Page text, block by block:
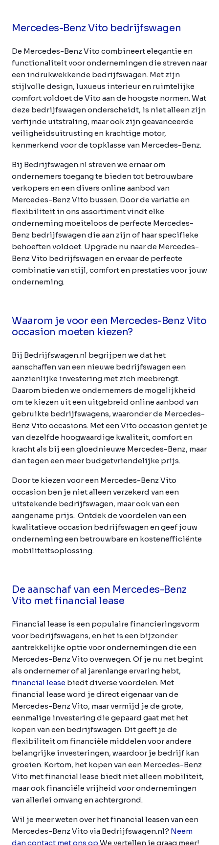
Mercedes-Benz Vito bedrijfswagen
De Mercedes-Benz Vito combineert elegantie en
functionaliteit voor ondernemingen die streven naar
een indrukwekkende bedrijfswagen. Met zijn
stijlvolle design, luxueus interieur en ruimtelijke
comfort voldoet de Vito aan de hoogste normen. Wat
deze bedrijfswagen onderscheidt, is niet alleen zijn
verfijnde uitstraling, maar ook zijn geavanceerde
veiligheidsuitrusting en krachtige motor,
kenmerkend voor de topklasse van Mercedes-Benz.
Bij Bedrijfswagen.nl streven we ernaar om
ondernemers toegang te bieden tot betrouwbare
verkopers en een divers online aanbod van
Mercedes-Benz Vito bussen. Door de variatie en
flexibiliteit in ons assortiment vindt elke
onderneming moeiteloos de perfecte Mercedes-
Benz bedrijfswagen die aan zijn of haar specifieke
behoeften voldoet. Upgrade nu naar de Mercedes-
Benz Vito bedrijfswagen en ervaar de perfecte
combinatie van stijl, comfort en prestaties voor jouw
onderneming.
Waarom je voor een Mercedes-Benz Vito
occasion moeten kiezen?
Bij Bedrijfswagen.nl begrijpen we dat het
aanschaffen van een nieuwe bedrijfswagen een
aanzienlijke investering met zich meebrengt.
Daarom bieden we ondernemers de mogelijkheid
om te kiezen uit een uitgebreid online aanbod van
gebruikte bedrijfswagens, waaronder de Mercedes-
Benz Vito occasions. Met een Vito occasion geniet je
van dezelfde hoogwaardige kwaliteit, comfort en
kracht als bij een gloednieuwe Mercedes-Benz, maar
dan tegen een meer budgetvriendelijke prijs.
Door te kiezen voor een Mercedes-Benz Vito
occasion ben je niet alleen verzekerd van een
uitstekende bedrijfswagen, maar ook van een
aangename prijs. Ontdek de voordelen van een
kwalitatieve occasion bedrijfswagen en geef jouw
onderneming een betrouwbare en kostenefficiënte
mobiliteitsoplossing.
De aanschaf van een Mercedes-Benz
Vito met financial lease
Financial lease is een populaire financieringsvorm
voor bedrijfswagens, en het is een bijzonder
aantrekkelijke optie voor ondernemingen die een
Mercedes-Benz Vito overwegen. Of je nu net begint
als ondernemer of al jarenlange ervaring hebt,
financial lease biedt diverse voordelen. Met
financial lease word je direct eigenaar van de
Mercedes-Benz Vito, maar vermijd je de grote,
eenmalige investering die gepaard gaat met het
kopen van een bedrijfswagen. Dit geeft je de
flexibiliteit om financiële middelen voor andere
belangrijke investeringen, waardoor je bedrijf kan
groeien. Kortom, het kopen van een Mercedes-Benz
Vito met financial lease biedt niet alleen mobiliteit,
maar ook financiële vrijheid voor ondernemingen
van allerlei omvang en achtergrond.
Wil je meer weten over het financial leasen van een
Mercedes-Benz Vito via Bedrijfswagen.nl? Neem
dan contact met ons op We vertellen je graag meer!